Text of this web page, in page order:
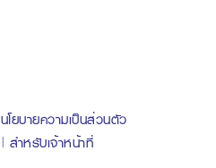
นโยบายความเป็นส่วนตัว
สำหรับเจ้าหน้าที่